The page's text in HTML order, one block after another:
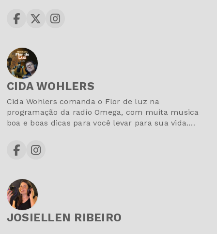
sobre esse amante da boa musica sertaneja!!!
CIDA WOHLERS
Cida Wohlers comanda o Flor de luz na
programação da radio Omega, com muita musica
boa e boas dicas para você levar para sua vida.
sec XXI e muito mais, sempre antenada traz o
melhor das noticias e do entretenimento para toda
JOSIELLEN RIBEIRO